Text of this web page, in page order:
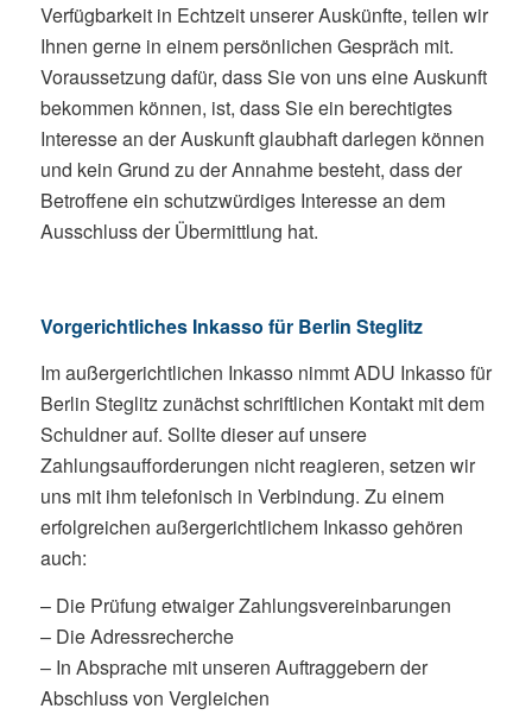
Verfügbarkeit in Echtzeit unserer Auskünfte, teilen wir
Ihnen gerne in einem persönlichen Gespräch mit.
Voraussetzung dafür, dass Sie von uns eine Auskunft
bekommen können, ist, dass Sie ein berechtigtes
Interesse an der Auskunft glaubhaft darlegen können
und kein Grund zu der Annahme besteht, dass der
Betroffene ein schutzwürdiges Interesse an dem
Ausschluss der Übermittlung hat.
Vorgerichtliches Inkasso für Berlin Steglitz
Im außergerichtlichen Inkasso nimmt ADU Inkasso für
Berlin Steglitz zunächst schriftlichen Kontakt mit dem
Schuldner auf. Sollte dieser auf unsere
Zahlungsaufforderungen nicht reagieren, setzen wir
uns mit ihm telefonisch in Verbindung. Zu einem
erfolgreichen außergerichtlichem Inkasso gehören
auch:
– Die Prüfung etwaiger Zahlungsvereinbarungen
– Die Adressrecherche
– In Absprache mit unseren Auftraggebern der
Abschluss von Vergleichen